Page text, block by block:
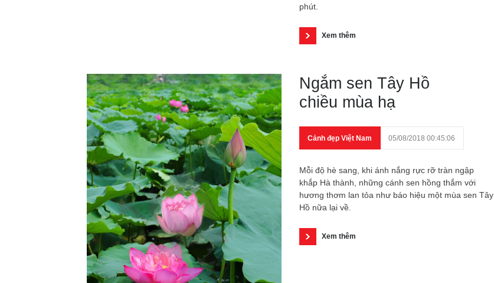
phút.
Xem thêm
Ngắm sen Tây Hồ
chiều mùa hạ
Cảnh đẹp Việt Nam 05/08/2018 00:45:06
Mỗi độ hè sang, khi ánh nắng rực rỡ tràn ngập
khắp Hà thành, những cánh sen hồng thắm với
hương thơm lan tỏa như báo hiệu một mùa sen Tây
Hồ nữa lại về.
Xem thêm